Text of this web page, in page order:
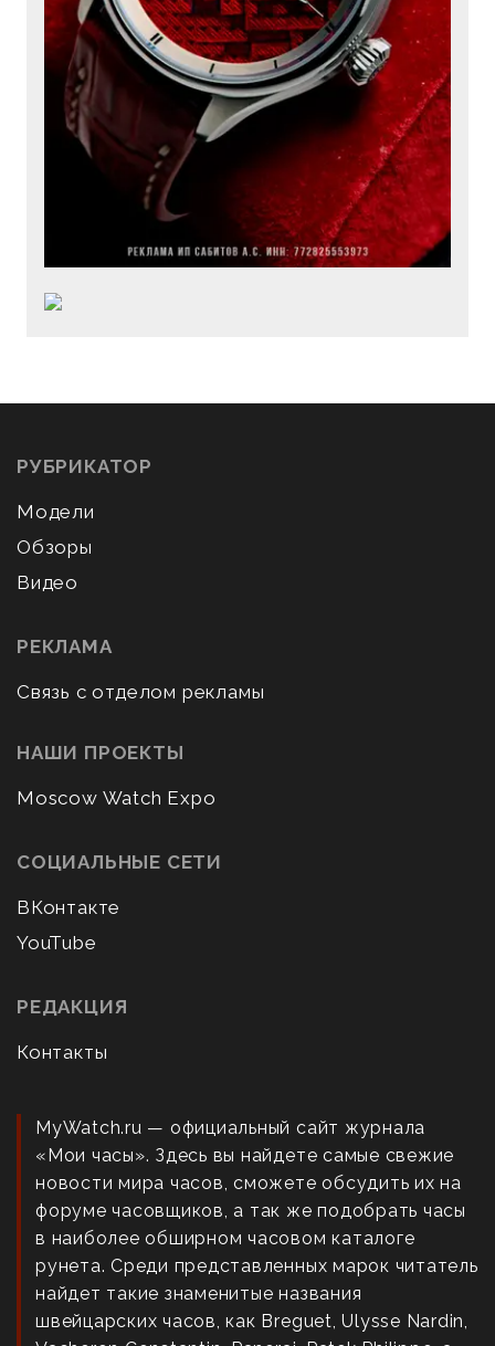
РУБРИКАТОР
Модели
Обзоры
Видео
РЕКЛАМА
Связь с отделом рекламы
НАШИ ПРОЕКТЫ
Moscow Watch Expo
СОЦИАЛЬНЫЕ СЕТИ
ВКонтакте
YouTube
РЕДАКЦИЯ
Контакты
MyWatch.ru — официальный сайт журнала
«Мои часы». Здесь вы найдете самые свежие
новости мира часов, сможете обсудить их на
форуме часовщиков, а так же подобрать часы
в наиболее обширном часовом каталоге
рунета. Среди представленных марок читатель
найдет такие знаменитые названия
швейцарских часов, как Breguet, Ulysse Nardin,